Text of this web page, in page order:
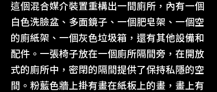
這個混合媒介裝置重構出一間廁所，內有一個
白色洗臉盆、多面鏡子、一個肥皂架、一個空
的廁紙架、一個灰色垃圾箱，還有其他設備和
配件。一張椅子放在一個廁所隔間旁，在開放
式的廁所中，密閉的隔間提供了保持私隱的空
間。粉藍色牆上掛有畫在紙板上的畫，畫上有